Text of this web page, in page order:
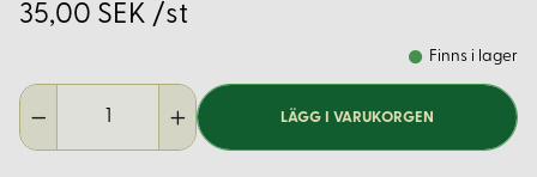
35,00 SEK /st
Finns i lager
LÄGG I VARUKORGEN